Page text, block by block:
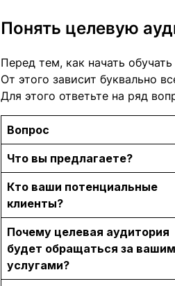
Понять целевую
Перед тем, как начать
От этого зависит буквально
Для этого ответьте на ряд
Вопрос
Что вы предлагаете?
Кто ваши потенциальные
клиенты?
Почему целевая аудитория
будет обращаться за
услугами?